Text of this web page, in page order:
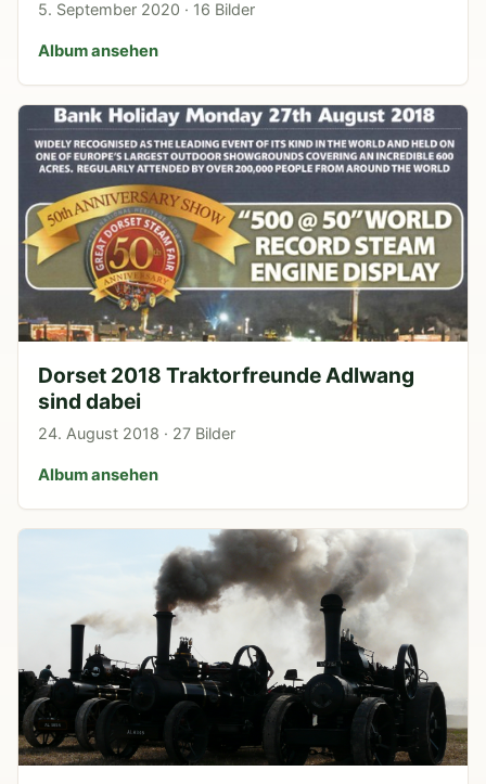
5. September 2020 · 16 Bilder
Album ansehen
Dorset 2018 Traktorfreunde Adlwang
sind dabei
24. August 2018 · 27 Bilder
Album ansehen